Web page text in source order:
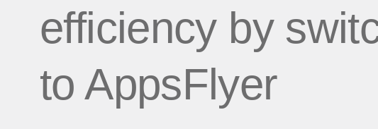
PC・コンソールアトリビュー
ション
クロスプラットフォームアトリ
ビューション
テキスト to App
リファラル to App
ソーシャル to App
エンターテインメント
フード・ドリンク & QSR
ヘルス & フィットネス
旅行 & 交通
クリエイティブ戦略
メディア販売 & マネタイ
データコラボレーション
マーケティングにおけるAI
ワールドカップレポート
アプリマーケティング
Performance Index
efficiency by
to AppsFlyer